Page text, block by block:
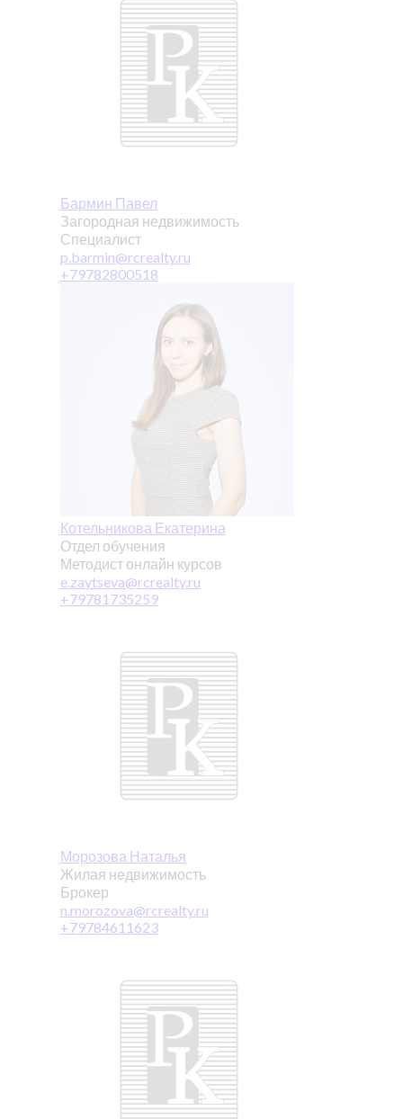
Бармин Павел
Загородная недвижимость
Специалист
p.barmin@rcrealty.ru
+79782800518
Котельникова Екатерина
Отдел обучения
Методист онлайн курсов
e.zaytseva@rcrealty.ru
+79781735259
Морозова Наталья
Жилая недвижимость
Брокер
n.morozova@rcrealty.ru
+79784611623